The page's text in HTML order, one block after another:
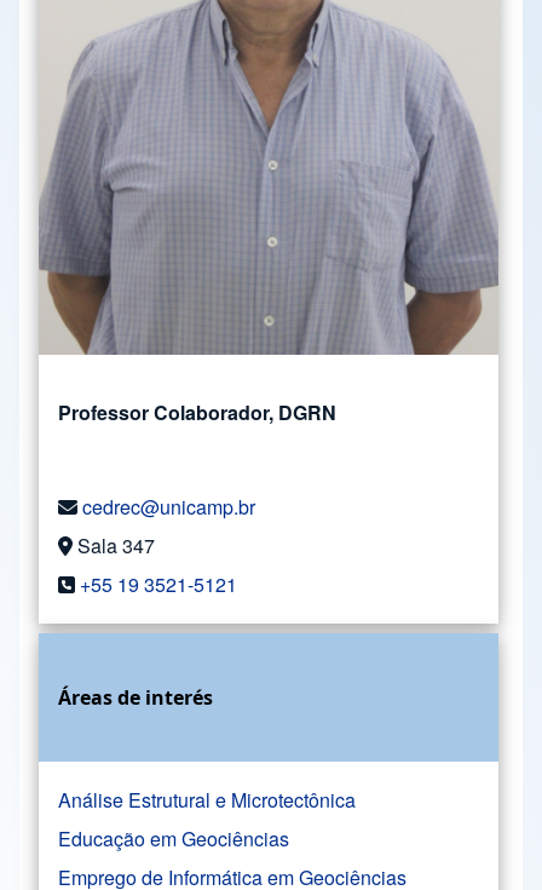
Professor Colaborador, DGRN
cedrec@unicamp.br
Sala 347
+55 19 3521-5121
Áreas de interés
Análise Estrutural e Microtectônica
Educação em Geociências
Emprego de Informática em Geociências